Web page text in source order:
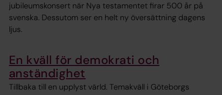
jubileumskonsert när Nya testamentet firar 500 år på
svenska. Dessutom ser en helt ny översättning dagens
ljus.
En kväll för demokrati och
anständighet
Tillbaka till en upplyst värld. Temakväll i Göteborgs